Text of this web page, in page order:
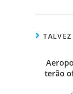
ok
terão